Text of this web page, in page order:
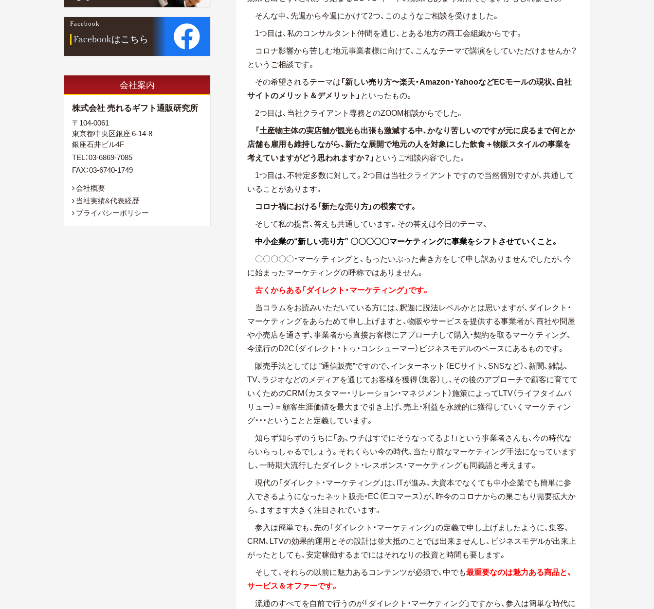
そんな中、先週から今週にかけて2つ、このようなご相談を受けました。
1つ目は、私のコンサルタント仲間を通じ、とある地方の商工会組織からです。
コロナ影響から苦しむ地元事業者様に向けて、こんなテーマで講演をしていただけませんか？
というご相談です。
その希望されるテーマは「新しい売り方〜楽天・Amazon・YahooなどECモールの現状、自社
サイトのメリット＆デメリット」 といったもの。
2つ目は、当社クライアント専務とのZOOM相談からでした。
「土産物主体の実店舗が観光も出張も激減する中、かなり苦しいのですが元に戻るまで何とか
店舗も雇用も維持しながら、新たな展開で地元の人を対象にした飲食＋物販スタイルの事業を
考えていますがどう思われますか？」 というご相談内容でした。
1つ目は、不特定多数に対して。2つ目は当社クライアントですので当然個別ですが、共通して
いることがあります。
コロナ禍における「新たな売り方」の模索です。
そして私の提言、答えも共通しています。その答えは今日のテーマ、
中小企業の“新しい売り方” 〇〇〇〇〇マーケティングに事業をシフトさせていくこと。
〇〇〇〇〇・マーケティングと、もったいぶった書き方をして申し訳ありませんでしたが、今
に始まったマーケティングの呼称ではありません。
古くからある「ダイレクト・マーケティング」です。
当コラムをお読みいただいている方には、釈迦に説法レベルかとは思いますが、ダイレクト・
マーケティングをあらためて申し上げますと、物販やサービスを提供する事業者が、商社や問屋
や小売店を通さず、事業者から直接お客様にアプローチして購入・契約を取るマーケティング、
今流行のD2C（ダイレクト・トゥ・コンシューマー）ビジネスモデルのベースにあるものです。
販売手法としては ”通信販売”ですので、インターネット（ECサイト、SNSなど）、新聞、雑誌、
TV、ラジオなどのメディアを通じてお客様を獲得（集客）し、その後のアプローチで顧客に育てて
いくためのCRM（カスタマー・リレーション・マネジメント）施策によってLTV（ライフタイムバ
リュー）＝顧客生涯価値を最大まで引き上げ、売上・利益を永続的に獲得していくマーケティン
グ・・・ということと定義しています。
知らず知らずのうちに「あ、ウチはすでにそうなってるよ！」という事業者さんも、今の時代な
らいらっしゃるでしょう。それくらい今の時代、当たり前なマーケティング手法になっています
し、一時期大流行したダイレクト・レスポンス・マーケティングも同義語と考えます。
現代の「ダイレクト・マーケティング」は、ITが進み、大資本でなくても中小企業でも簡単に参
入できるようになったネット販売・EC（Eコマース）が、昨今のコロナからの巣ごもり需要拡大か
ら、ますます大きく注目されています。
参入は簡単でも、先の「ダイレクト・マーケティング」の定義で申し上げましたように、集客、
CRM、LTVの効果的運用とその設計は並大抵のことでは出来ませんし、ビジネスモデルが出来上
がったとしても、安定稼働するまでにはそれなりの投資と時間も要します。
そして、それらの以前に魅力あるコンテンツが必須で、中でも最重要なのは魅力ある商品と、
サービス＆オファーです。
流通のすべてを自前で行うのが「ダイレクト・マーケティング」ですから、参入は簡単な時代に
Facebook
Facebookはこちら
会社案内
株式会社 売れるギフト通販研究所
〒104-0061
東京都中央区銀座 6-14-8
銀座石井ビル4F
TEL：03-6869-7085
FAX：03-6740-1749
会社概要
当社実績&代表経歴
プライバシーポリシー